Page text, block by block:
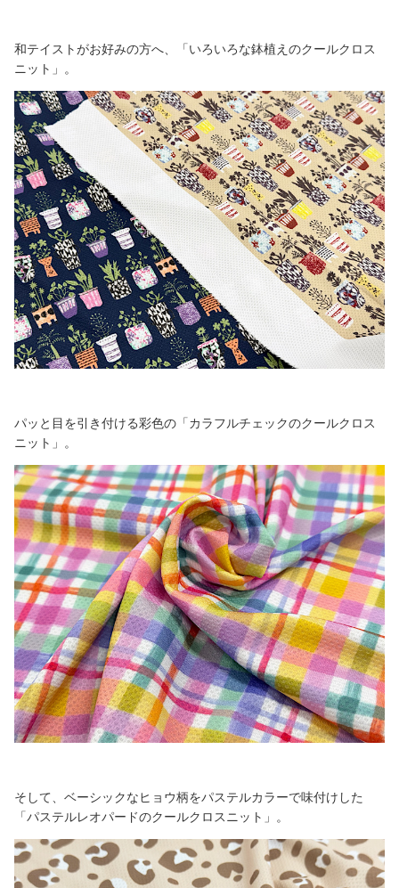
和テイストがお好みの方へ、「いろいろな鉢植えのクールクロス
ニット」。
パッと目を引き付ける彩色の「カラフルチェックのクールクロス
ニット」。
そして、ベーシックなヒョウ柄をパステルカラーで味付けした
「パステルレオパードのクールクロスニット」。